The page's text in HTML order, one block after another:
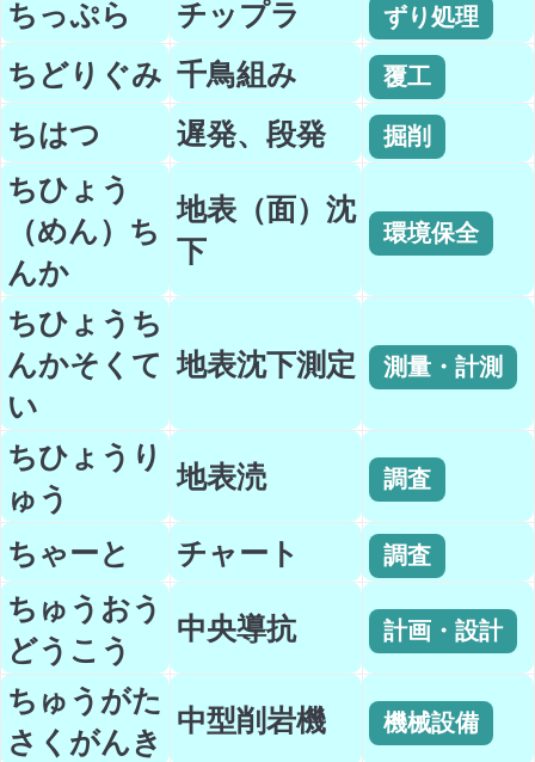
ちっぷら チップラ ずり処理
ちどりぐみ 千鳥組み 覆工
ちはつ 遅発、段発 掘削
ちひょう
（めん）ち
んか
地表（面）沈
下
環境保全
ちひょうち
んかそくて
い
地表沈下測定 測量・計測
ちひょうり
ゅう
地表涜 調査
ちゃーと チャート 調査
ちゅうおう
どうこう
中央導抗 計画・設計
ちゅうがた
さくがんき
中型削岩機 機械設備